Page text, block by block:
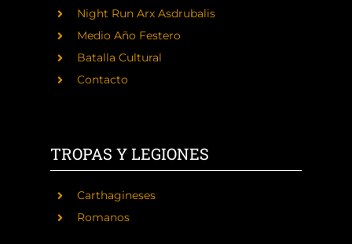
Night Run Arx Asdrubalis
Medio Año Festero
Batalla Cultural
Contacto
TROPAS Y LEGIONES
Carthagineses
Romanos